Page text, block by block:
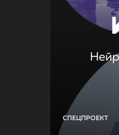
СПЕЦПРОЕКТ